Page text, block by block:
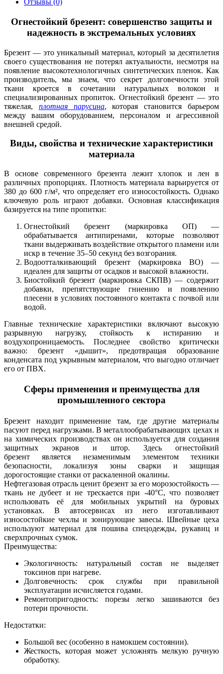
Огнестойкий брезент: совершенство защиты и
надежность в экстремальных условиях
Брезент — это уникальный материал, который за десятилетия
своего существования не потерял актуальности, несмотря на
появление высокотехнологичных синтетических пленок. Как
производитель, мы знаем, что секрет долговечности этой
ткани кроется в сочетании натуральных волокон и
специализированных пропиток. Огнестойкий брезент — это
тяжелая, плотная парусина, которая становится барьером
между вашим оборудованием, персоналом и агрессивной
внешней средой.
Виды, свойства и технические характеристики
материала
В основе современного брезента лежит хлопок и лен в
различных пропорциях. Плотность материала варьируется от
380 до 600 г/м², что определяет его износостойкость. Однако
ключевую роль играют добавки. Основная классификация
базируется на типе пропитки:
Огнестойкий брезент (маркировка ОП) —
обрабатывается антипиренами, которые позволяют
ткани выдерживать воздействие открытого пламени или
искр в течение 35–50 секунд без возгорания.
Водоотталкивающий брезент (маркировка ВО) —
идеален для защиты от осадков и высокой влажности.
Биостойкий брезент (маркировка СКПВ) — содержит
добавки, препятствующие гниению и появлению
плесени в условиях постоянного контакта с почвой или
водой.
Главные технические характеристики включают высокую
разрывную нагрузку, стойкость к истиранию и
воздухопроницаемость. Последнее свойство критически
важно: брезент «дышит», предотвращая образование
конденсата под укрывным материалом, что выгодно отличает
его от ПВХ.
Сферы применения и преимущества для
промышленного сектора
Брезент находит применение там, где другие материалы
пасуют перед нагрузками. В металлообрабатывающих цехах и
на химических производствах он используется для создания
защитных экранов и штор. Здесь огнестойкий
брезент является незаменимым элементом техники
безопасности, локализуя зоны сварки и защищая
дорогостоящие станки от раскаленной окалины.
Нефтегазовая отрасль ценит брезент за его морозостойкость —
ткань не дубеет и не трескается при -40°C, что позволяет
использовать её для мобильных укрытий на буровых
установках. В автосервисах из него изготавливают
износостойкие чехлы и зонирующие завесы. Швейные цеха
используют материал для пошива спецодежды, рукавиц и
сверхпрочных сумок.
Преимущества:
Экологичность: натуральный состав не выделяет
токсинов при нагреве.
Долговечность: срок службы при правильной
эксплуатации исчисляется годами.
Ремонтопригодность: порезы легко зашиваются без
потери прочности.
Недостатки:
Большой вес (особенно в намокшем состоянии).
Жесткость, которая может усложнять мелкую ручную
обработку.